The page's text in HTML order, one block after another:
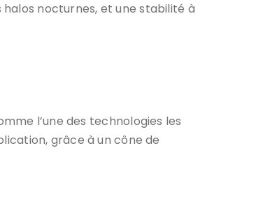
nocturnes, et une stabilité à
l’une des technologies les
grâce à un cône de